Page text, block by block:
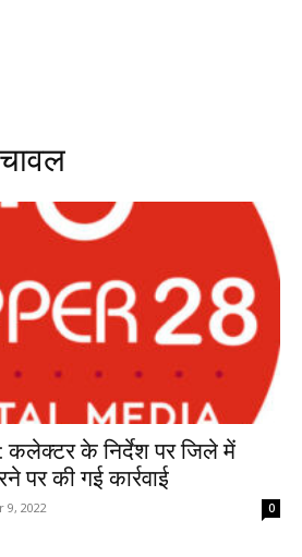
के निर्देश पर जिले में
पर की गई कार्रवाई
9, 2022 0